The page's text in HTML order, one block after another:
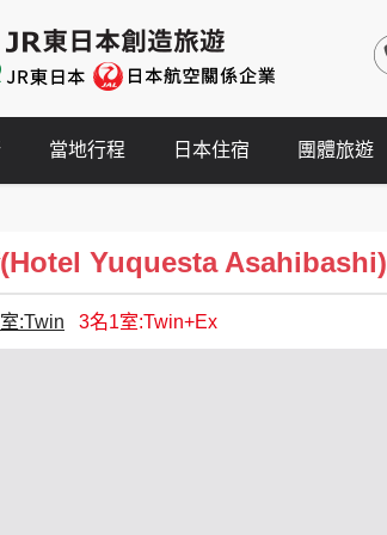
當地行程 日本住宿 團體旅遊
Yuquesta Asahibashi)
:Twin 3名1室:Twin+Ex